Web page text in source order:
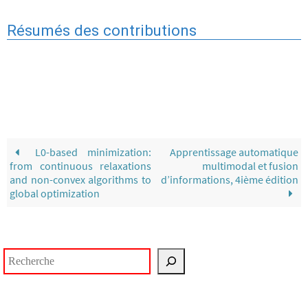
Résumés des contributions
L0-based minimization:
from continuous relaxations
and non-convex algorithms to
global optimization
Apprentissage automatique
multimodal et fusion
d’informations, 4ième édition